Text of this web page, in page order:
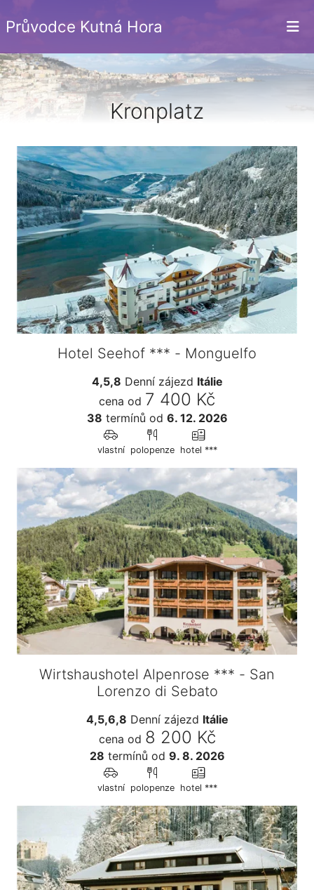
Průvodce Kutná Hora
Kronplatz
Hotel Seehof *** - Monguelfo
4,5,8 Denní zájezd Itálie
cena od 7 400 Kč
38 termínů od 6. 12. 2026
vlastní polopenze hotel ***
Wirtshaushotel Alpenrose *** - San
Lorenzo di Sebato
4,5,6,8 Denní zájezd Itálie
cena od 8 200 Kč
28 termínů od 9. 8. 2026
vlastní polopenze hotel ***